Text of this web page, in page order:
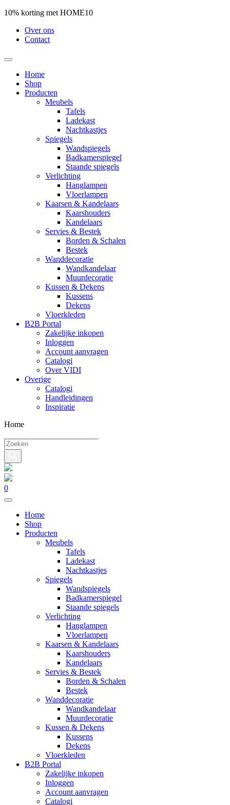
10% korting met HOME10
Over ons
Contact
Home
Shop
Producten
Meubels
Tafels
Ladekast
Nachtkastjes
Spiegels
Wandspiegels
Badkamerspiegel
Staande spiegels
Verlichting
Hanglampen
Vloerlampen
Kaarsen & Kandelaars
Kaarshouders
Kandelaars
Servies & Bestek
Borden & Schalen
Bestek
Wanddecoratie
Wandkandelaar
Muurdecoratie
Kussen & Dekens
Kussens
Dekens
Vloerkleden
B2B Portal
Zakelijke inkopen
Inloggen
Account aanvragen
Catalogi
Over VIDI
Overige
Catalogi
Handleidingen
Inspiratie
Home
Producten
zoeken
0
Home
Shop
Producten
Meubels
Tafels
Ladekast
Nachtkastjes
Spiegels
Wandspiegels
Badkamerspiegel
Staande spiegels
Verlichting
Hanglampen
Vloerlampen
Kaarsen & Kandelaars
Kaarshouders
Kandelaars
Servies & Bestek
Borden & Schalen
Bestek
Wanddecoratie
Wandkandelaar
Muurdecoratie
Kussen & Dekens
Kussens
Dekens
Vloerkleden
B2B Portal
Zakelijke inkopen
Inloggen
Account aanvragen
Catalogi